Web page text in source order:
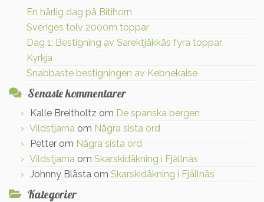
En härlig dag på Bitihorn
Sveriges tolv 2000m toppar
Dag 1: Bestigning av Sarektjåkkås fyra toppar
Kyrkja
Snabbaste bestigningen av Kebnekaise
Senaste kommentarer
Kalle Breitholtz om De spanska bergen
Vildstjarna om Några sista ord
Petter om Några sista ord
Vildstjarna om Skarskidåkning i Fjällnäs
Johnny Blästa om Skarskidåkning i Fjällnäs
Kategorier